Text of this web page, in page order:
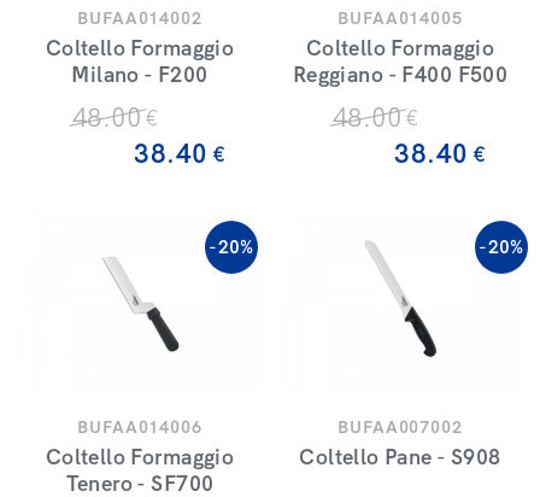
BUFAA014002
Coltello Formaggio
Milano - F200
48.00€
38.40 €
BUFAA014005
Coltello Formaggio
Reggiano - F400 F500
48.00€
38.40 €
BUFAA014006
Coltello Formaggio
Tenero - SF700
-20%
BUFAA007002
Coltello Pane - S908
-20%